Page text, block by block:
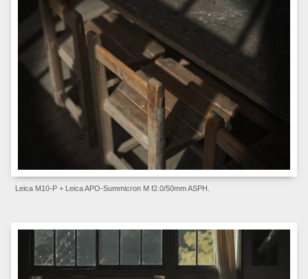
Leica M10-P + Leica APO-Summicron M f2.0/50mm ASPH.